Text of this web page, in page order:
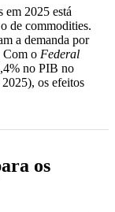
em 2025 está
de commodities.
a demanda por
Com o Federal
no PIB no
os efeitos
os